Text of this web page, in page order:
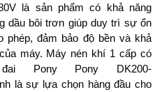
là sản phẩm có khả năng
dầu bôi trơn giúp duy trì sự ổn
phép, đảm bảo độ bền và khả
máy. Máy nén khí 1 cấp có
Pony Pony DK200-
là sự lựa chọn hàng đầu cho